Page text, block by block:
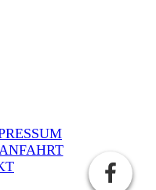
ANFAHRT